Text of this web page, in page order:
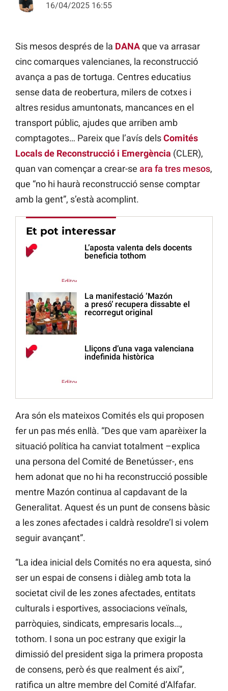
16/04/2025 16:55
Sis mesos després de la DANAque va arrasar
cinc comarques valencianes, la reconstrucció
avança a pas de tortuga. Centres educatius
sense data de reobertura, milers de cotxes i
altres residus amuntonats, mancances en el
transport públic, ajudes que arriben amb
comptagotes… Pareix que l’avís delsComités
Locals de Reconstrucció i Emergència (CLER),
quan van començar a crear-se ara fa tres mesos,
que “no hi haurà reconstrucció sense comptar
amb la gent”, s’està acomplint.
Et pot interessar
L’aposta valenta dels docents
beneficia tothom
La manifestació ‘Mazón
a presó’ recupera dissabte el
recorregut original
Lliçons d’una vaga valenciana
indefinida històrica
Ara són els mateixos Comités els qui proposen
fer un pas més enllà. “Des que vam aparèixer la
situació política ha canviat totalment –explica
una persona del Comité de Benetússer-, ens
hem adonat que no hi ha reconstrucció possible
mentre Mazón continua al capdavant de la
Generalitat. Aquest és un punt de consens bàsic
a les zones afectades i caldrà resoldre’l si volem
seguir avançant”.
“La idea inicial dels Comités no era aquesta, sinó
ser un espai de consens i diàleg amb tota la
societat civil de les zones afectades, entitats
culturals i esportives, associacions veïnals,
parròquies, sindicats, empresaris locals…,
tothom. I sona un poc estrany que exigir la
dimissió del president siga la primera proposta
de consens, però és que realment és així”,
ratifica un altre membre del Comité d’Alfafar.